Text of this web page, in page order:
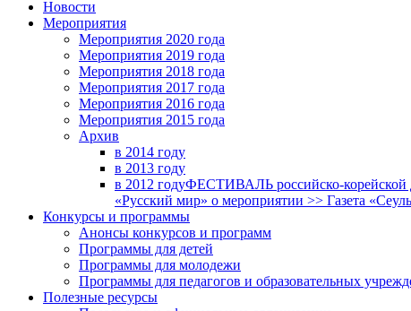
Новости
Мероприятия
Мероприятия 2020 года
Мероприятия 2019 года
Мероприятия 2018 годa
Мероприятия 2017 года
Мероприятия 2016 года
Мероприятия 2015 года
Архив
в 2014 году
в 2013 году
в 2012 годуФЕСТИВАЛЬ российско-корейской
«Русский мир» о мероприятии >> Газета
Конкурсы и программы
Анонсы конкурсов и программ
Программы для детей
Программы для молодежи
Программы для педагогов и образовательных
Полезные ресурсы